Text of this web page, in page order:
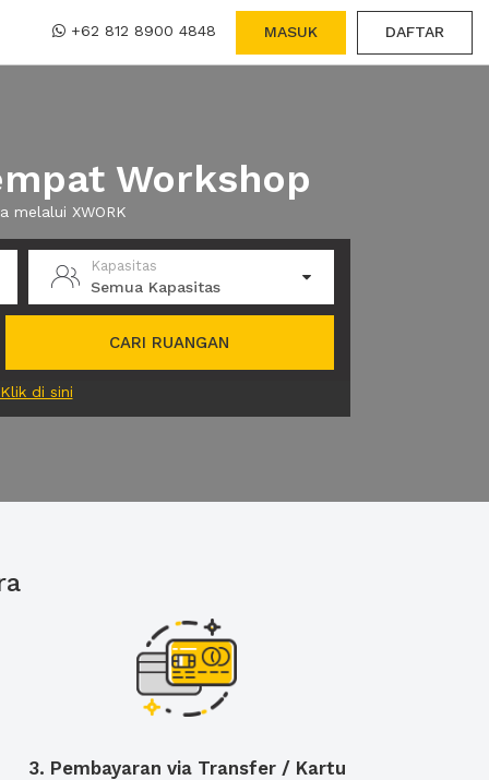
+62 812 8900 4848 MASUK DAFTAR
Workshop
XWORK
Kapasitas
Semua Kapasitas
CARI RUANGAN
Klik di sini
3. Pembayaran via Transfer / Kartu